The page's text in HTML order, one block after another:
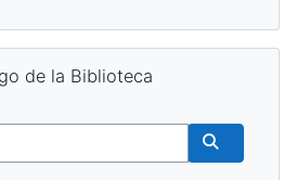
de la Biblioteca
Buscar